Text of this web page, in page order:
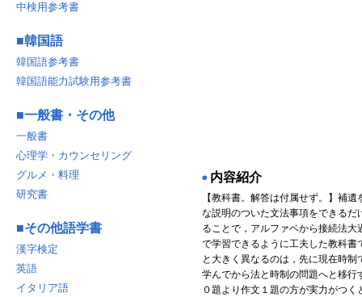
◉ 内容紹介
【教科書。解答は付属せず。】補
な説明のついた文法事項をできるだ
ることで，アルファベから接続法大
で学習できるように工夫した教科書
と大きく異なるのは，先に現在時制
学んでから法と時制の問題へと移行
０題より作文１題の方が実力がつく
中検用参考書
■韓国語
韓国語参考書
韓国語能力試験用参考書
■一般書・その他
一般書
心理学・カウンセリング
グルメ・料理
研究書
■その他語学書
漢字検定
英語
イタリア語